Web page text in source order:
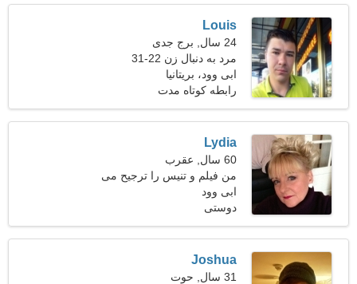
Louis
24 سال, برج جدی
مرد به دنبال زن 22-31
ابی وود، بریتانیا
رابطه کوتاه مدت
Lydia
60 سال, عقرب
من فیلم و تنیس را ترجیح می
دهم
ابی وود
دوستی
Joshua
31 سال, حوت